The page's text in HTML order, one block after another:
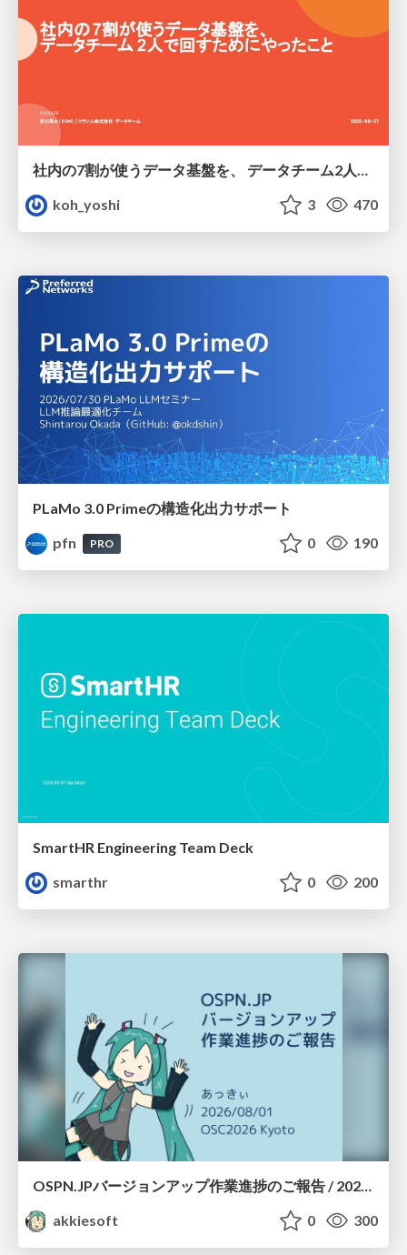
社内の7割が使うデータ基盤を、 データチーム2人で回すためにやったこと
koh_yoshi
3 470
PLaMo 3.0 Primeの構造化出力サポート
pfn
PRO 0 190
SmartHR Engineering Team Deck
smarthr
0 200
OSPN.JPバージョンアップ作業進捗のご報告 / 20260801-osc26kyoto
akkiesoft
0 300